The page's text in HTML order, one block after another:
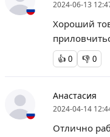
2024-06-13
Хороший
👍 0 👎 0
Анастасия
2024-04-14
Отлично